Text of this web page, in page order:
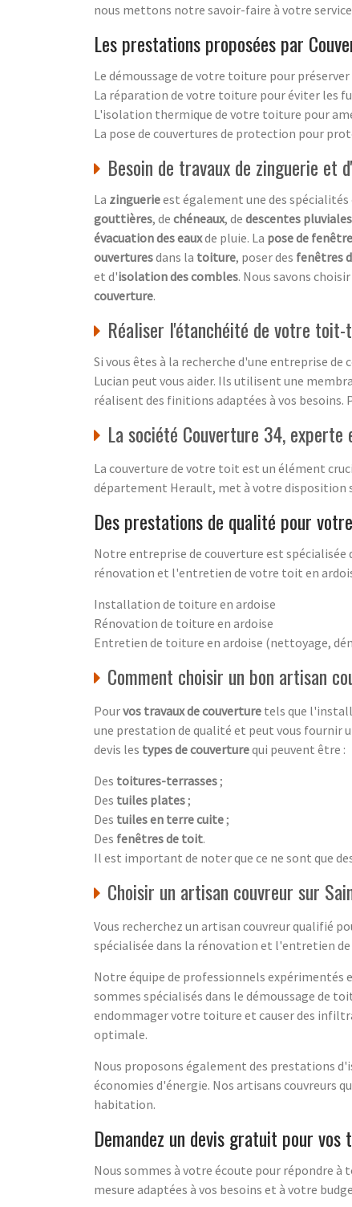
nous mettons notre savoir-faire à votre
Les prestations proposées par
Le démoussage de votre toiture pour
La réparation de votre toiture pour éviter les
L'isolation thermique de votre toiture pour
La pose de couvertures de protection pour
Besoin de travaux de zinguerie
La zinguerieest également une des spécialités
gouttières, de chéneaux, de descentes pluviales
évacuation des eauxde pluie. La pose de
ouverturesdans la toiture, poser des fenêtres
et d'isolation des combles. Nous savons
couverture.
Réaliser l'étanchéité de votre
Si vous êtes à la recherche d'une entreprise
Lucian peut vous aider. Ils utilisent une
réalisent des finitions adaptées à vos
La société Couverture 34,
La couverture de votre toit est un élément
département Herault, met à votre disposition
Des prestations de qualité pour
Notre entreprise de couverture est
rénovation et l'entretien de votre toit en
Installation de toiture en ardoise
Rénovation de toiture en ardoise
Entretien de toiture en ardoise (nettoyage,
Comment choisir un bon artisan
Pourvos travaux de couverture tels que
une prestation de qualité et peut vous fournir
devis les types de couverturequi peuvent être :
Des toitures-terrasses;
Des tuiles plates;
Des tuiles en terre cuite;
Des fenêtres de toit.
Il est important de noter que ce ne sont que
Choisir un artisan couvreur sur
Vous recherchez un artisan couvreur qualifié
spécialisée dans la rénovation et l'entretien
Notre équipe de professionnels
sommes spécialisés dans le démoussage de
endommager votre toiture et causer des
optimale.
Nous proposons également des prestations
économies d'énergie. Nos artisans couvreurs
habitation.
Demandez un devis gratuit pour
Nous sommes à votre écoute pour répondre
mesure adaptées à vos besoins et à votre